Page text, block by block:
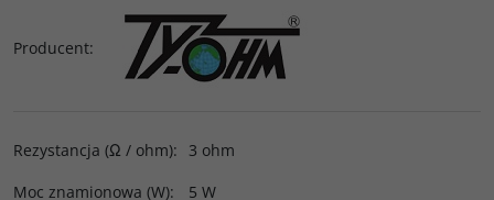
Producent:
Rezystancja (Ω / ohm):
3 ohm
Moc znamionowa (W): 5 W